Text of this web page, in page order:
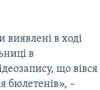
виявлені в ході
в
що вівся
бюлетенів», –